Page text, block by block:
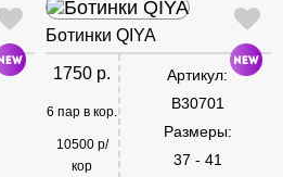
Ботинки QIYA
1750 р.
6 пар в кор.
10500 р/
кор
Артикул:
B30701
Размеры:
37 - 41